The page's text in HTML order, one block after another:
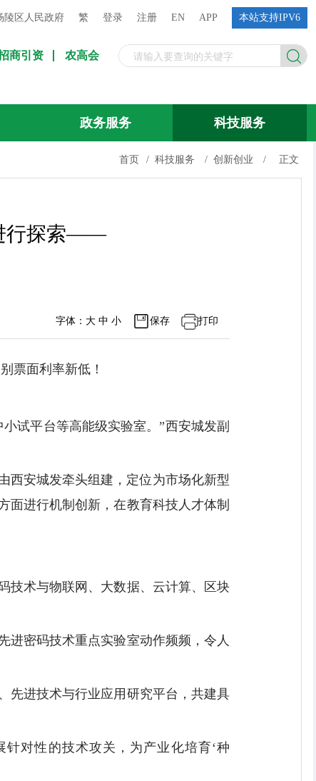
陵区人民政府 繁 登录 注册 EN APP 本站支持IPV6
商引资 农高会
政务服务 科技服务
首页 / 科技服务 / 创新创业 / 正文
行探索——
打印
保存
字体： 大 中 小
票面利率新低！
试平台等高能级实验室。”西安城发副
西安城发牵头组建，定位为市场化新型
面进行机制创新，在教育科技人才体制
技术与物联网、大数据、云计算、区块
进密码技术重点实验室动作频频，令人
先进技术与行业应用研究平台，共建具
对性的技术攻关，为产业化培育‘种